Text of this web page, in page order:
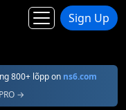
Sign Up
800+ lõpp on ns6.com
→